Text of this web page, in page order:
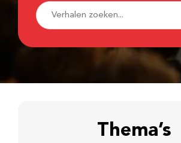
Thema’s